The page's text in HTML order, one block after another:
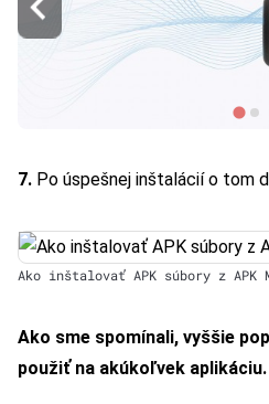
7. Po úspešnej inštalácií o tom
Ako inštalovať APK súbory z APK
Ako sme spomínali, vyššie
použiť na akúkoľvek aplikáciu.